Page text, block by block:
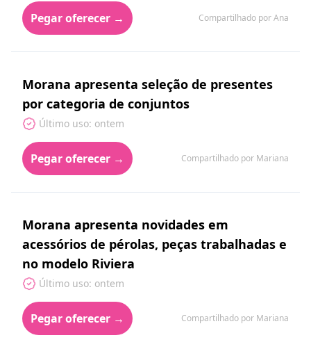
Pegar oferecer → Compartilhado por Ana
Morana apresenta seleção de presentes
por categoria de conjuntos
Último uso: ontem
Pegar oferecer → Compartilhado por Mariana
Morana apresenta novidades em
acessórios de pérolas, peças trabalhadas e
no modelo Riviera
Último uso: ontem
Pegar oferecer → Compartilhado por Mariana